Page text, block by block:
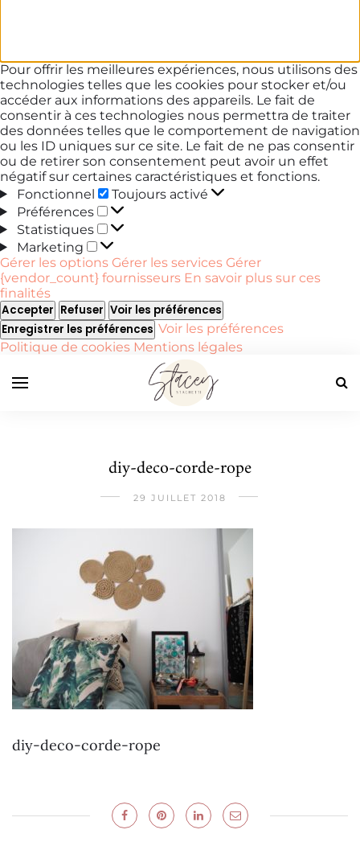
Pour offrir les meilleures expériences, nous utilisons des
technologies telles que les cookies pour stocker et/ou
accéder aux informations des appareils. Le fait de
consentir à ces technologies nous permettra de traiter
des données telles que le comportement de navigation
ou les ID uniques sur ce site. Le fait de ne pas consentir
ou de retirer son consentement peut avoir un effet
négatif sur certaines caractéristiques et fonctions.
Fonctionnel
Fonctionnel
Toujours activé
Préférences
Préférences
Statistiques
Statistiques
Marketing
Marketing
Gérer les options Gérer les services Gérer
{vendor_count} fournisseurs En savoir plus sur ces
finalités
Accepter Refuser Voir les préférences
Enregistrer les préférences Voir les préférences
Politique de cookies Mentions légales
diy-deco-corde-rope
29 JUILLET 2018
diy-deco-corde-rope